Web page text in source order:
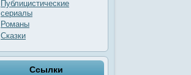
Публицистические
сериалы
Романы
Сказки
Ссылки